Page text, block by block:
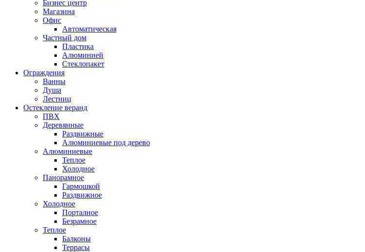
Бизнес центр
Магазина
Офис
Автоматическая
Частный дом
Пластика
Алюминией
Стеклопакет
Ограждения
Ванны
Душа
Лестниц
Остекление веранд
ПВХ
Деревянные
Раздвижные
Алюминиевые под дерево
Алюминиевые
Теплое
Холодное
Панорамное
Гармошкой
Раздвижное
Холодное
Порталное
Безрамное
Теплое
Балконы
Террасы